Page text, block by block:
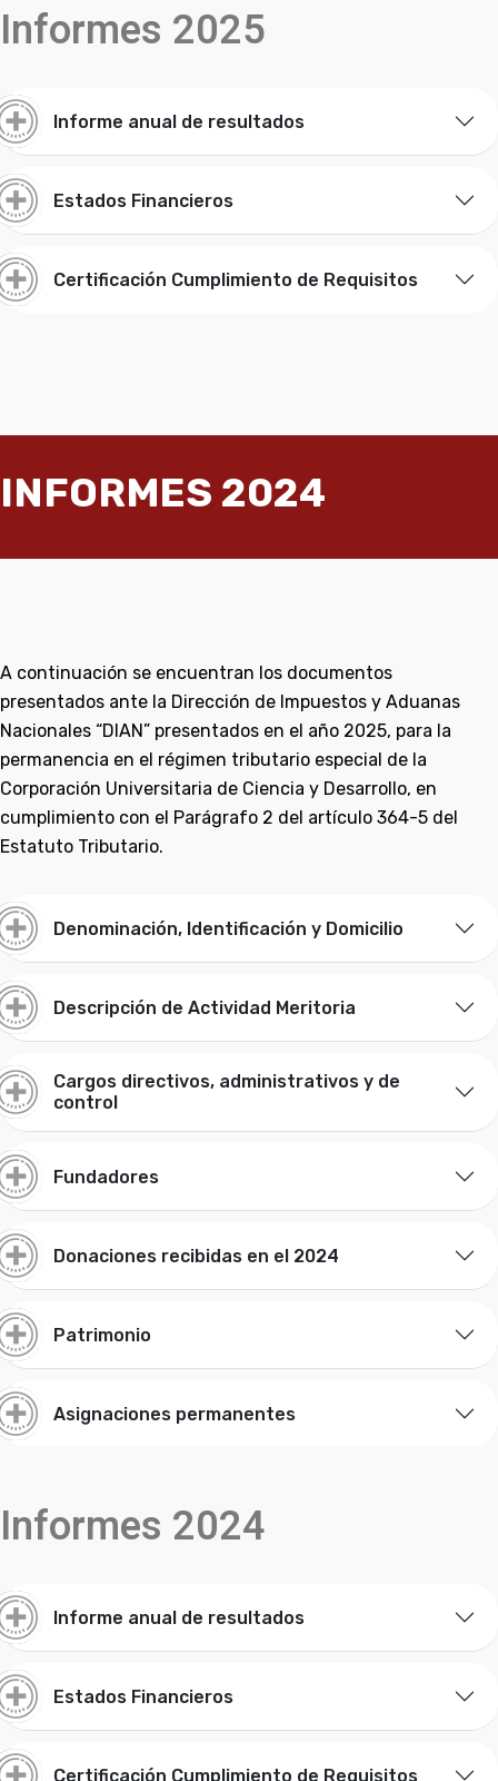
Informes 2025
Informe anual de resultados
Estados Financieros
Certificación Cumplimiento de Requisitos
INFORMES 2024
A continuación se encuentran los documentos
presentados ante la Dirección de Impuestos y Aduanas
Nacionales “DIAN” presentados en el año 2025, para la
permanencia en el régimen tributario especial de la
Corporación Universitaria de Ciencia y Desarrollo, en
cumplimiento con el Parágrafo 2 del artículo 364-5 del
Estatuto Tributario.
Denominación, Identificación y Domicilio
Descripción de Actividad Meritoria
Cargos directivos, administrativos y de
control
Fundadores
Donaciones recibidas en el 2024
Patrimonio
Asignaciones permanentes
Informes 2024
Informe anual de resultados
Estados Financieros
Certificación Cumplimiento de Requisitos